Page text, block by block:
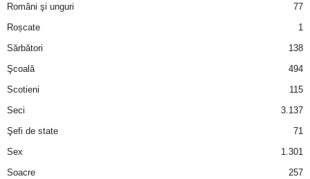
Români şi unguri
77
Roșcate
1
Sărbători
138
Şcoală
494
Scotieni
115
Seci
3.137
Şefi de state
71
Sex
1.301
Soacre
257